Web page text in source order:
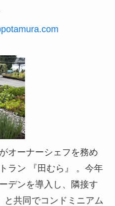
オーナーシェフを務め
ラン 『田むら』 。今年
デンを導入し、隣接す
と共同でコンドミニアム